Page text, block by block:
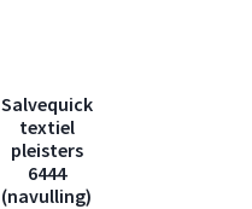
Salvequick
textiel
pleisters
6444
(navulling)